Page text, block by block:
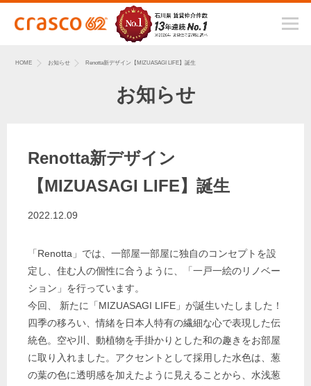
HOME お知らせ Renotta新デザイン【MIZUASAGI LIFE】誕生
お知らせ
Renotta新デザイン
【MIZUASAGI LIFE】誕生
2022.12.09
「Renotta 」では、一部屋一部屋に独自のコンセプトを設
定し、住む人の個性に合うように、「一戸一絵のリノベー
ション」を行っています。
今回、
新たに「MIZUASAGI LIFE 」が誕生いたしました！
四季の移ろい、情緒を日本人特有の繊細な心で表現した伝
統色。空や川、動植物を手掛かりとした和の趣きをお部屋
に取り入れました。アクセントとして採用した水色は、葱
の葉の色に透明感を加えたように見えることから、水浅葱